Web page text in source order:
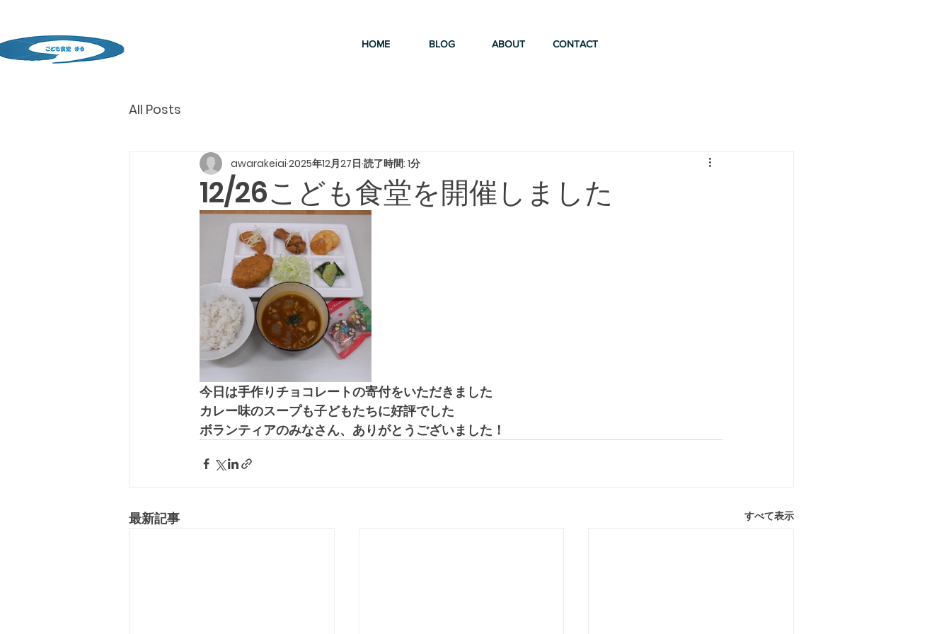
HOME BLOG ABOUT CONTACT
All Posts
12/26こども食堂を開催しました
awarakeiai 2025年12月27日 読了時間: 1分
今日は手作りチョコレートの寄付をいただきました
カレー味のスープも子どもたちに好評でした
ボランティアのみなさん、ありがとうございました！
最新記事 すべて表示